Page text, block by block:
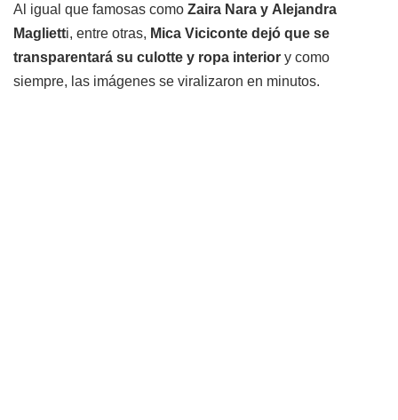
Al igual que famosas como Zaira Nara y Alejandra
Maglietti, entre otras, Mica Viciconte dejó que se
transparentará su culotte y ropa interior y como
siempre, las imágenes se viralizaron en minutos.